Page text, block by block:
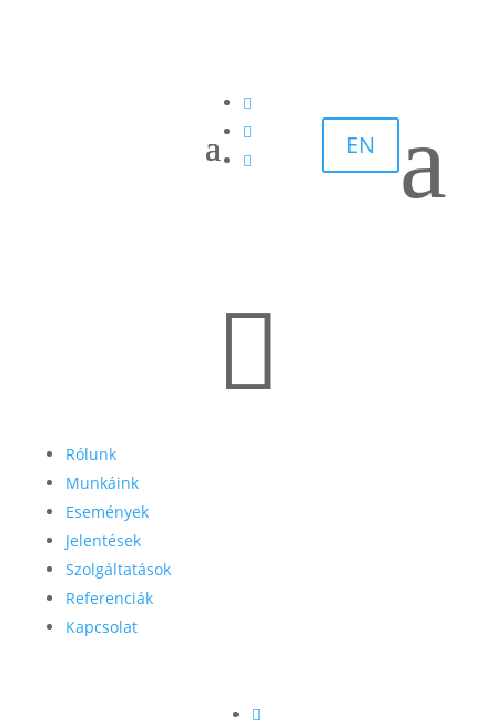



EN
a

Rólunk
Munkáink
Események
Jelentések
Szolgáltatások
Referenciák
Kapcsolat
